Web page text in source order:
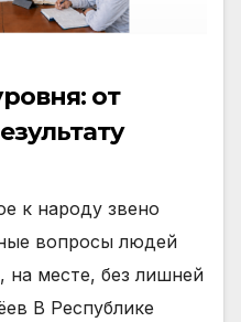
от
к народу звено
вопросы людей
на месте, без лишней
В Республике